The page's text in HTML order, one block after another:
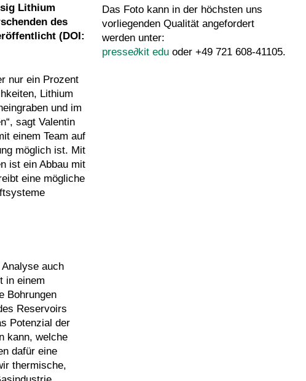
Lithium
des
(DOI:
nur ein Prozent
Lithium
und im
sagt Valentin
einem Team auf
möglich ist. Mit
ist ein Abbau mit
eine mögliche
auch
in einem
Bohrungen
Reservoirs
Potenzial der
kann, welche
dafür eine
thermische,
Das Foto kann in der höchsten uns
vorliegenden Qualität angefordert
werden unter:
presse∂kit edu oder +49 721 608-41105.